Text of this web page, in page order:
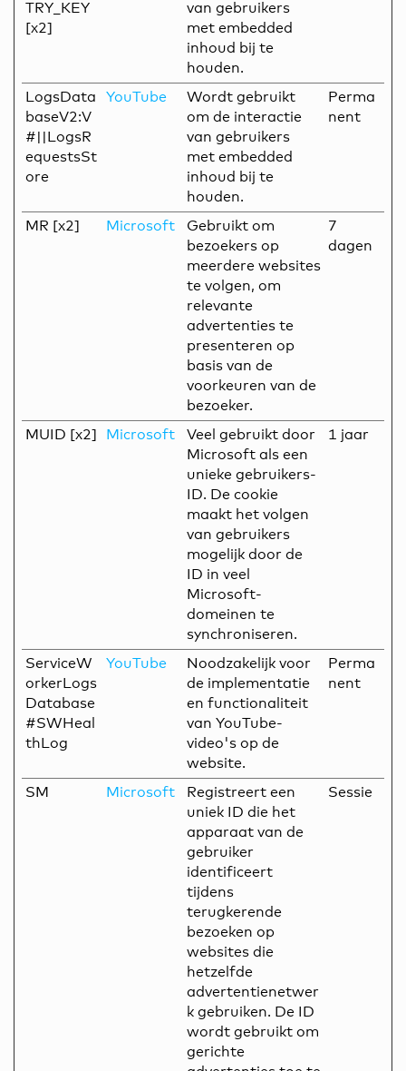
TRY_KEY
[x2]
van gebruikers
met embedded
inhoud bij te
houden.
LogsData
baseV2:V
#||LogsR
equestsSt
ore
YouTube
Wordt gebruikt
om de interactie
van gebruikers
met embedded
inhoud bij te
houden.
Perma
nent
MR [x2] Microsoft
Gebruikt om
bezoekers op
meerdere websites
te volgen, om
relevante
advertenties te
presenteren op
basis van de
voorkeuren van de
bezoeker.
7
dagen
MUID [x2] Microsoft
Veel gebruikt door
Microsoft als een
unieke gebruikers-
ID. De cookie
maakt het volgen
van gebruikers
mogelijk door de
ID in veel
Microsoft-
domeinen te
synchroniseren.
1 jaar
ServiceW
orkerLogs
Database
#SWHeal
thLog
YouTube
Noodzakelijk voor
de implementatie
en functionaliteit
van YouTube-
video's op de
website.
Perma
nent
SM Microsoft
Registreert een
uniek ID die het
apparaat van de
gebruiker
identificeert
tijdens
terugkerende
bezoeken op
websites die
hetzelfde
advertentienetwer
k gebruiken. De ID
wordt gebruikt om
gerichte
Sessie